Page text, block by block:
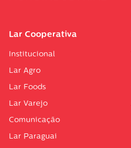
Lar Cooperativa
Institucional
Lar Agro
Lar Foods
Lar Varejo
Comunicação
Lar Paraguai